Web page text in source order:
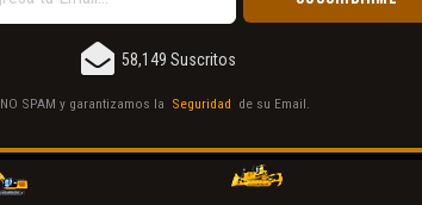
58,149 Suscritos
NO SPAM y garantizamos la Seguridad de su Email.